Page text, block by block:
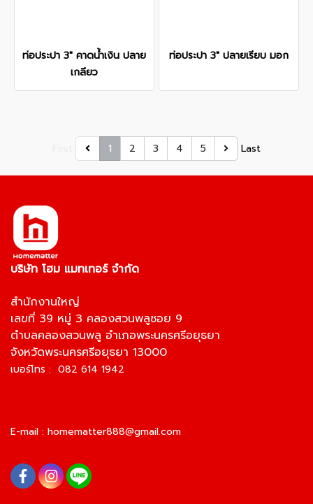
ท่อประปา 3" คาดน้ำเงิน ปลาย
เกลียว
ท่อประปา 3" ปลายเรียบ มอก
1 2 3 4 5 Last
บริษัท โฮม แมทเทอร์ จำกัด
สำนักงานใหญ่
เลขที่ 39 หมู่ 3 คลองสวนพลูซอย 9
ตำบลคลองสวนพลู อำเภอพระนครศรีอยุธยา
จังหวัดพระนครศรีอยุธยา 13000
เบอร์โทร : 082 614 1942
E-mail : homematter888@gmail.com